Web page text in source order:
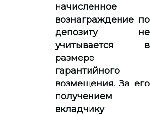
начисленное
вознаграждение по
депозиту не
учитывается в
размере
гарантийного
возмещения. За его
получением
вкладчику